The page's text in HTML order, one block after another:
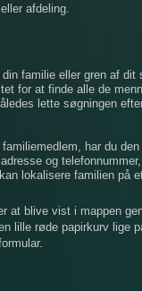
afdeling.
din familie eller gren af
for at finde alle de
lette søgningen
har du
og
lokalisere familien på
at blive vist i mappen
lille røde papirkurv lige